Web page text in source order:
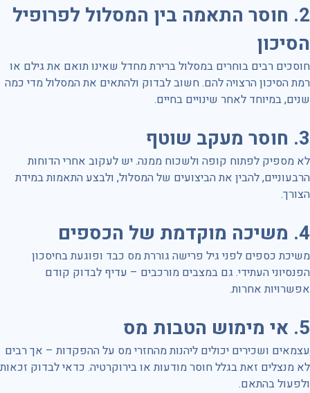
2. חוסר התאמה בין המסלול לפרופיל
הסיכון
חוסכים רבים בוחרים במסלול ברירת מחדל שאינו תואם את גילם או
רמת הסיכון הרצויה להם. חשוב לבדוק ולהתאים את המסלול מדי כמה
שנים, במיוחד לאחר שינויים בחיים.
3. חוסר מעקב שוטף
לא מספיק לפתוח קופה ולשכוח ממנה. יש לעקוב אחרי הדוחות
הרבעוניים, להבין את הביצועים של המסלול, ולבצע התאמות במידת
הצורך.
4. משיכה מוקדמת של הכספים
משיכת כספים לפני גיל פרישה גוררת מס כבד ופוגעת בחיסכון
הפנסיוני העתידי. גם במצבים מורכבים – עדיף לבדוק קודם
אפשרויות אחרות.
5. אי מימוש הטבות מס
עצמאים ושכירים יכולים ליהנות מהחזרי מס על ההפקדות – אך רבים
לא מנצלים זאת בגלל חוסר מודעות או בירוקרטיה. כדאי לבדוק זכאות
ולפעול בהתאם.